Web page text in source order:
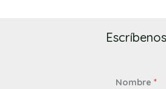
Escríbenos
Nombre *